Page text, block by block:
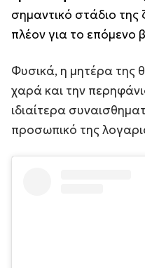
σημαντικό στάδιο της
πλέον για το επόμενο
Φυσικά, η μητέρα της
χαρά και την
ιδιαίτερα
προσωπικό της